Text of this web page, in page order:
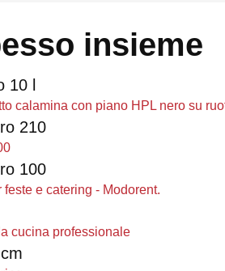
insieme
10 l
210
100